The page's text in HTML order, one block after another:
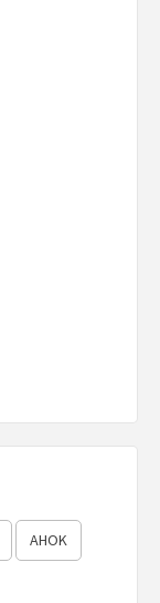
AHOK